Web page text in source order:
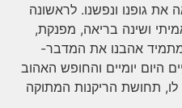
את גופנו ונפשנו. לראשונה
ושינה בריאה, מפנקת,
אהבנו את המדבר-
היום יומיים והחופש האהוב
לו, תחושת הריקנות המתוקה